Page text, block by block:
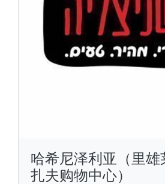
哈希尼泽利亚（里雄
扎夫购物中心）